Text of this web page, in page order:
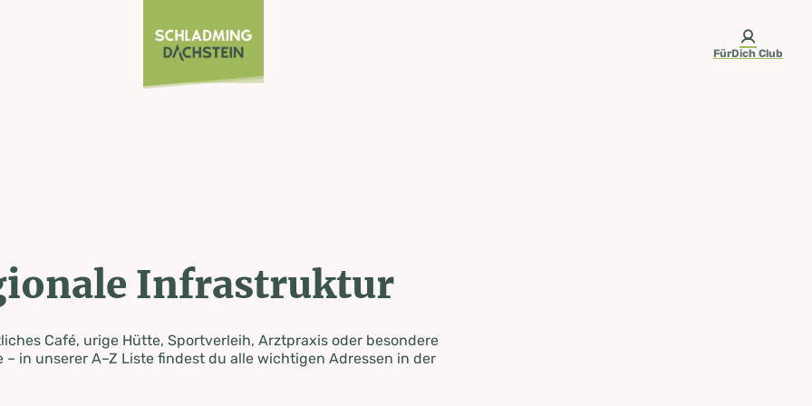
FürDich Club
Infrastruktur
Café, urige Hütte, Sportverleih, Arztpraxis oder besondere
– in unserer A–Z Liste findest du alle wichtigen Adressen in der